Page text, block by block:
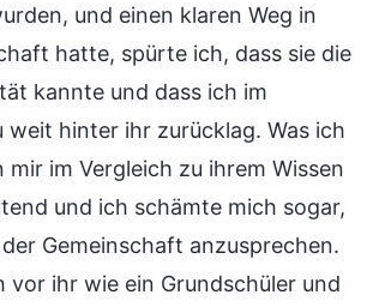
und einen klaren Weg in
hatte, spürte ich, dass sie die
kannte und dass ich im
weit hinter ihr zurücklag. Was ich
mir im Vergleich zu ihrem Wissen
und ich schämte mich sogar,
Gemeinschaft anzusprechen.
vor ihr wie ein Grundschüler und